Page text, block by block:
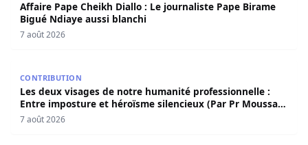
Affaire Pape Cheikh Diallo : Le journaliste Pape Birame
Bigué Ndiaye aussi blanchi
7 août 2026
CONTRIBUTION
Les deux visages de notre humanité professionnelle :
Entre imposture et héroïsme silencieux (Par Pr Moussa
Seydi)
7 août 2026